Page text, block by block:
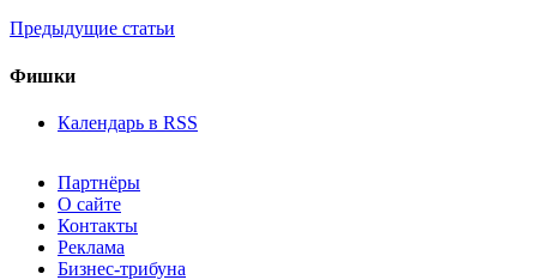
Предыдущие статьи
Фишки
Календарь в RSS
Партнёры
О сайте
Контакты
Реклама
Бизнес-трибуна